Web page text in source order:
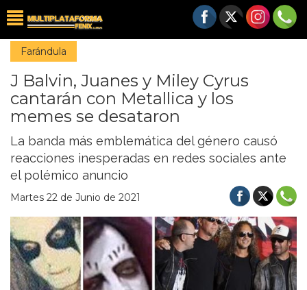
Farándula
J Balvin, Juanes y Miley Cyrus
cantarán con Metallica y los
memes se desataron
La banda más emblemática del género causó
reacciones inesperadas en redes sociales ante
el polémico anuncio
Martes 22 de Junio de 2021